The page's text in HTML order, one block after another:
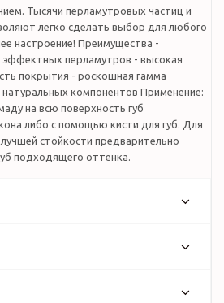
Тысячи перламутровых частиц и
легко сделать выбор для любого
настроение! Преимущества -
эффектных перламутров - высокая
покрытия - роскошная гамма
компонентов Применение:
на всю поверхность губ
либо с помощью кисти для губ. Для
стойкости предварительно
подходящего оттенка.